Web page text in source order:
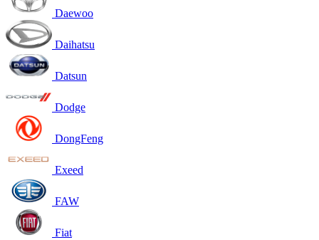
Daewoo
Daihatsu
Datsun
Dodge
DongFeng
Exeed
FAW
Fiat